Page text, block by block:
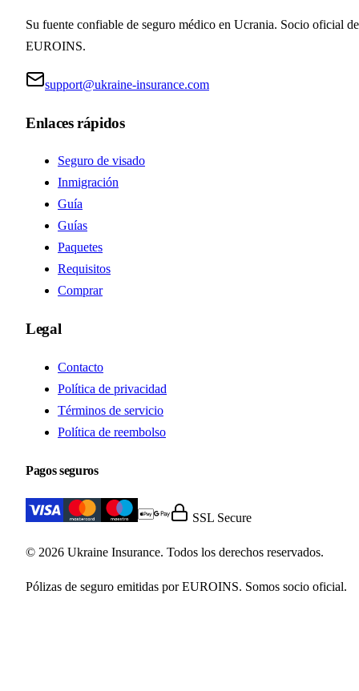
Su fuente confiable de seguro médico en Ucrania. Socio oficial de
EUROINS.
support@ukraine-insurance.com
Enlaces rápidos
Seguro de visado
Inmigración
Guía
Guías
Paquetes
Requisitos
Comprar
Legal
Contacto
Política de privacidad
Términos de servicio
Política de reembolso
Pagos seguros
SSL Secure
© 2026 Ukraine Insurance. Todos los derechos reservados.
Pólizas de seguro emitidas por EUROINS. Somos socio oficial.